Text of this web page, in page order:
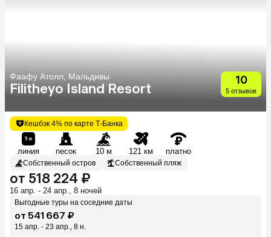
Фаафу Атолл, Мальдивы
Filitheyo Island Resort
10
5 отзывов
Кешбэк 4% по карте Т-Банка
линия песок 10 м 121 км платно
Собственный остров Собственный пляж
от 518 224 ₽
16 апр. - 24 апр., 8 ночей
Выгодные туры на соседние даты
от 541 667 ₽
15 апр. - 23 апр., 8 н.